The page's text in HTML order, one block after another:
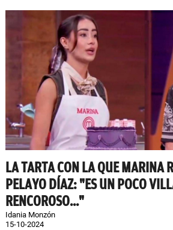
LA TARTA CON LA QUE MARINA
PELAYO DÍAZ: "ES UN POCO
RENCOROSO..."
Idania Monzón
15-10-2024